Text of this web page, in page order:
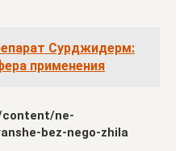
Сурджидерм:
применения
ne-
bez-nego-zhila